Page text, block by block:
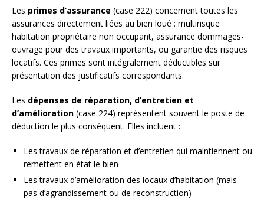
Les primes d’assurance (case 222) concernent toutes les
assurances directement liées au bien loué : multirisque
habitation propriétaire non occupant, assurance dommages-
ouvrage pour des travaux importants, ou garantie des risques
locatifs. Ces primes sont intégralement déductibles sur
présentation des justificatifs correspondants.
Les dépenses de réparation, d’entretien et
d’amélioration (case 224) représentent souvent le poste de
déduction le plus conséquent. Elles incluent :
Les travaux de réparation et d’entretien qui maintiennent ou
remettent en état le bien
Les travaux d’amélioration des locaux d’habitation (mais
pas d’agrandissement ou de reconstruction)